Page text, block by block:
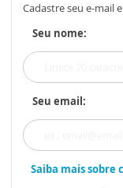
Cadastre seu e-mail
Seu nome:
Seu email:
Saiba mais sobre